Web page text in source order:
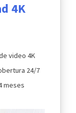
4K
video 4K
24/7
meses